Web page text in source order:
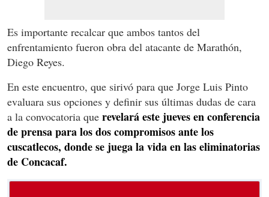
Es importante recalcar que ambos tantos del
enfrentamiento fueron obra del atacante de Marathón,
Diego Reyes.
En este encuentro, que sirivó para que Jorge Luis Pinto
evaluara sus opciones y definir sus últimas dudas de cara
a la convocatoria que revelará este jueves en conferencia
de prensa para los dos compromisos ante los
cuscatlecos, donde se juega la vida en las eliminatorias
de Concacaf.